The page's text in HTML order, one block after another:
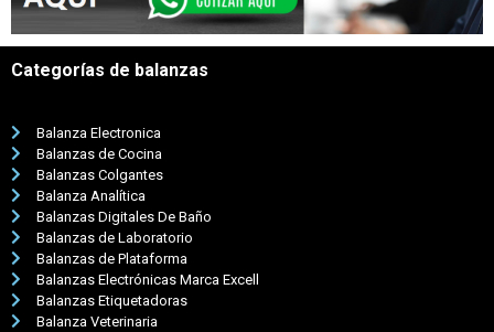
Categorías de balanzas
Balanza Electronica
Balanzas de Cocina
Balanzas Colgantes
Balanza Analítica
Balanzas Digitales De Baño
Balanzas de Laboratorio
Balanzas de Plataforma
Balanzas Electrónicas Marca Excell
Balanzas Etiquetadoras
Balanza Veterinaria